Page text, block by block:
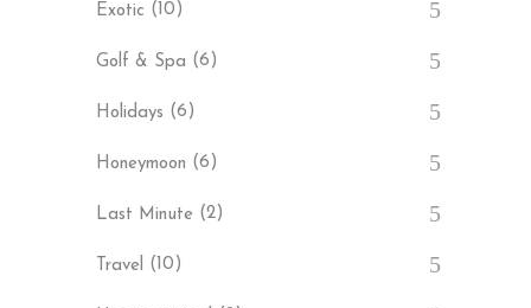
Exotic (10)
Golf & Spa (6)
Holidays (6)
Honeymoon (6)
Last Minute (2)
Travel (10)